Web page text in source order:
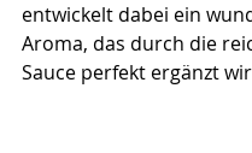
entwickelt dabei ein
Aroma, das durch die
Sauce perfekt ergänzt